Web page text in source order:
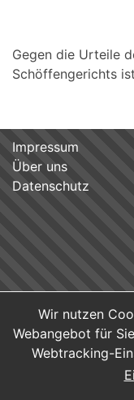
Gegen die Urteile
Schöffengerichts
Wir nutzen
Webangebot für
Webtracking-
Impressum
Über uns
Datenschutz